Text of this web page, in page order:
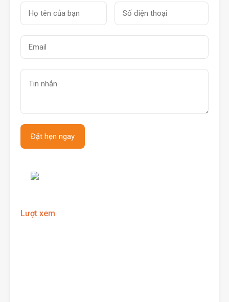
Lượt xem